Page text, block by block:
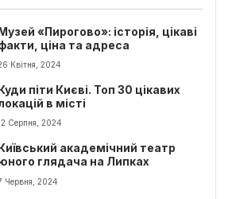
Музей «Пирогово»: історія, цікаві
ціна та адреса
Квітня, 2024
Куди піти Києві. Топ 30 цікавих
в місті
Серпня, 2024
Київський академічний театр
глядача на Липках
Червня, 2024